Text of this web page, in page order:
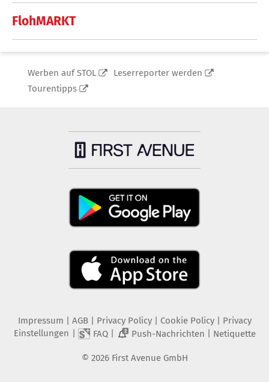
FlohMARKT
Werben auf STOL
Leserreporter werden
Tourentipps
Impressum | AGB | Privacy Policy| Cookie Policy| Privacy
Einstellungen | FAQ| 2 Push-Nachrichten | Netiquette
© 2026 First Avenue GmbH